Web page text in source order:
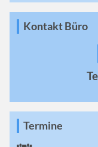
Kontakt Büro
Termine